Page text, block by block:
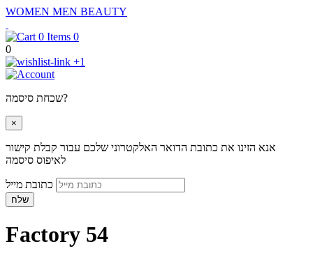
WOMEN MEN BEAUTY
0
0
+1
שכחת סיסמה?
×
אנא הזינו את כתובת הדואר האלקטרוני שלכם עבור קבלת קישור
לאיפוס סיסמה
שלח
Factory 54